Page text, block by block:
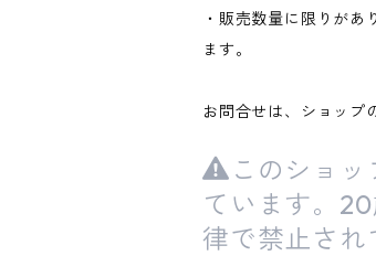
・販売数量に限りがあ
ます。
お問合せは、ショップ
このショ
ています。
律で禁止され